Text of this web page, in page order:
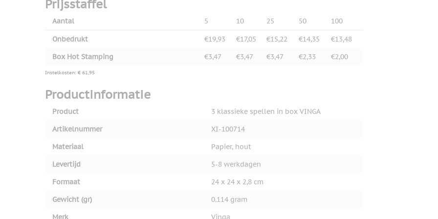
Prijsstaffel
Aantal 5 10 25 50 100
Onbedrukt €19,93 €17,05 €15,22 €14,35
€13,48
Box Hot Stamping
€3,47 €3,47 €3,47 €2,33 €2,00
Instelkosten: € 61,95
Productinformatie
Product
3 klassieke spellen in box VINGA
Artikelnummer
XI-100714
Materiaal
Papier, hout
Levertijd
5-8 werkdagen
Formaat
24 x 24 x 2,8 cm
Gewicht (gr)
0.114 gram
Merk
Vinga